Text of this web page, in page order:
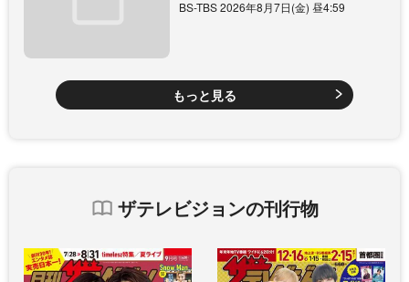
BS-TBS 2026年8月7日(金) 昼4:59
もっと見る
ザテレビジョンの刊行物